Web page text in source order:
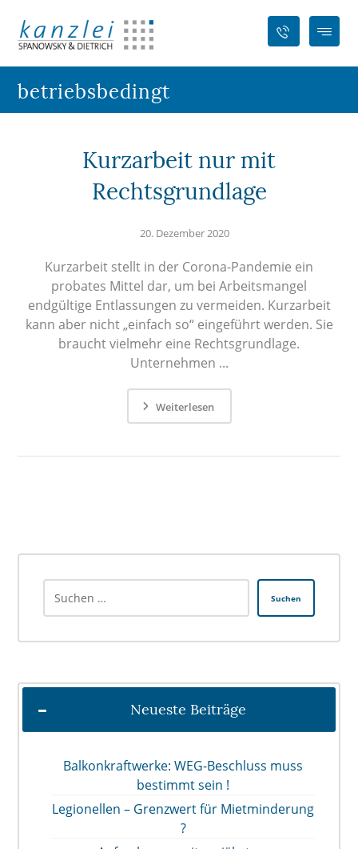
betriebsbedingt
Kurzarbeit nur mit
Rechtsgrundlage
20. Dezember 2020
Kurzarbeit stellt in der Corona-Pandemie ein
probates Mittel dar, um bei Arbeitsmangel
endgültige Entlassungen zu vermeiden. Kurzarbeit
kann aber nicht „einfach so“ eingeführt werden. Sie
braucht vielmehr eine Rechtsgrundlage.
Unternehmen ...
Weiterlesen
Suchen
Neueste Beiträge
Balkonkraftwerke: WEG-Beschluss muss
bestimmt sein !
Legionellen – Grenzwert für Mietminderung
?